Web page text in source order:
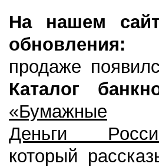
На нашем
обновления:
продаже
Каталог
«Бумажные
Деньги
который